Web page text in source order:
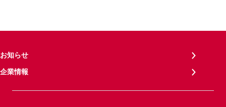
お知らせ
企業情報